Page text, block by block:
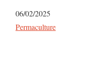
Date
06/02/2025
Par rapport à
Permaculture